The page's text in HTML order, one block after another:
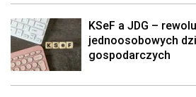
KSeF a JDG –
jednoosobowych
gospodarczych